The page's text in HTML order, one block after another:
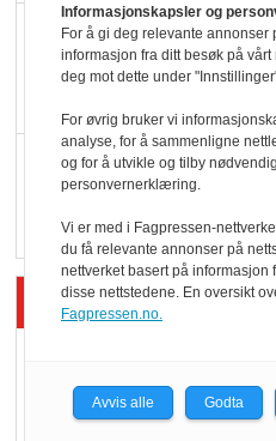
KBS-
Siste artikler -
Informasjonskapsler og
For å gi deg relevante annonser
informasjon fra ditt besøk på
deg mot dette under
For øvrig bruker vi
analyse, for å sammenligne
og for å utvikle og tilby
personvernerklæring.
Vi er med i Fagpressen-
du få relevante annonser på
nettverket basert på informasjon
disse nettstedene. En oversikt
Fagpressen.no.
Avvis alle Godta